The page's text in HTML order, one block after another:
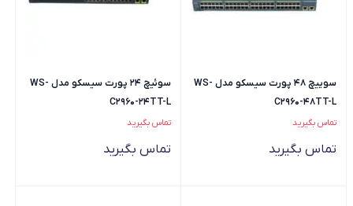
سوییچ 48 پورت سیسکو مدل WS-
C2960-48TT-L
تماس بگیرید
تماس بگیرید
سوئیچ 24 پورت سیسکو مدل WS-
C2960-24TT-L
تماس بگیرید
تماس بگیرید